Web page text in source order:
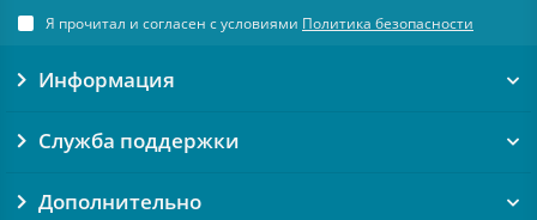
Я прочитал и согласен с условиями Политика безопасности
Информация
Служба поддержки
Дополнительно